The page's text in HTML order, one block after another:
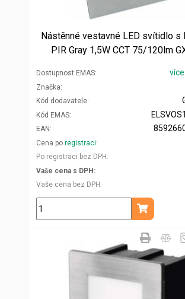
Nástěnné vestavné LED svítidlo s
PIR Gray 1,5W CCT 75/120lm
Dostupnost EMAS
Značka
Kód dodavatele
Kód EMAS
EAN
Cena po registraci
Po registraci bez DPH
Vaše cena s DPH
Vaše cena bez DPH
ks
Přidat do